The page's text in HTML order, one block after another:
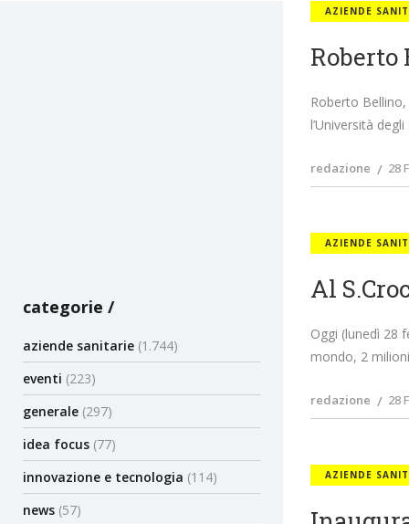
categorie
aziende sanitarie (1.744)
eventi (223)
generale (297)
idea focus (77)
innovazione e tecnologia (114)
news (57)
AZIENDE
Roberto
Roberto
l’Università
redazione 28
AZIENDE
Al
Oggi (lunedì 28
mondo, 2
redazione 28
AZIENDE